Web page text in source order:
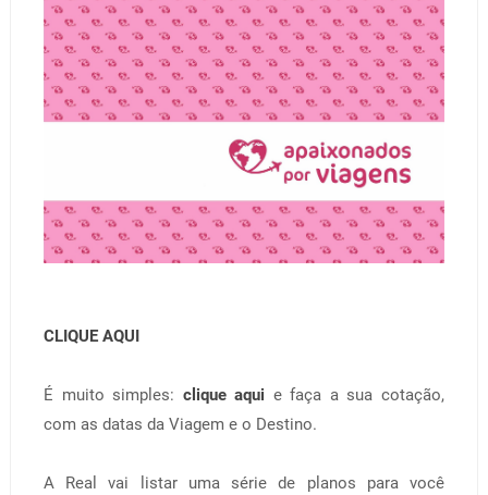
CLIQUE AQUI
É muito simples: clique aqui e faça a sua cotação,
com as datas da Viagem e o Destino.
A Real vai listar uma série de planos para você